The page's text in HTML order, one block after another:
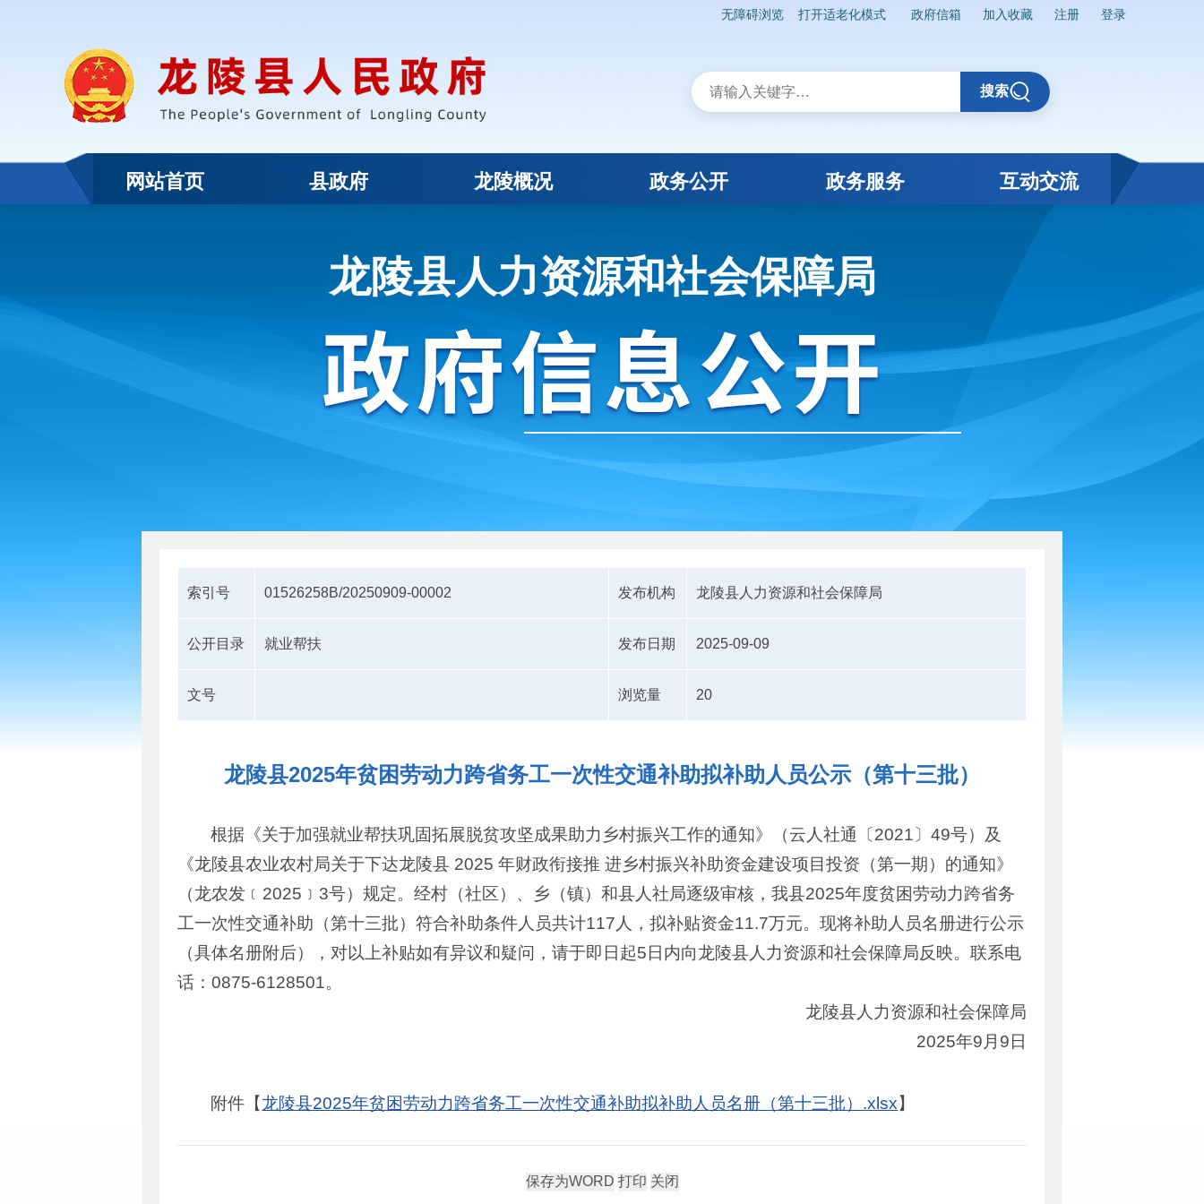
无障碍浏览 打开适老化模式 政府信箱 加入收藏 注册 登录
搜索
网站首页 县政府 龙陵概况 政务公开 政务服务 互动交流
龙陵县人力资源和社会保障局
索引号 01526258B/20250909-00002 发布机构 龙陵县人力资源和社会保障局
公开目录 就业帮扶 发布日期 2025-09-09
文号 浏览量 20
龙陵县2025年贫困劳动力跨省务工一次性交通补助拟补助人员公示（第十三批）
根据《关于加强就业帮扶巩固拓展脱贫攻坚成果助力乡村振兴工作的通知》（云人社通〔2021〕49号）及
《龙陵县农业农村局关于下达龙陵县 2025 年财政衔接推 进乡村振兴补助资金建设项目投资（第一期）的通知》
（龙农发﹝2025﹞3号）规定。经村（社区）、乡（镇）和县人社局逐级审核，我县2025年度贫困劳动力跨省务
工一次性交通补助（第十三批）符合补助条件人员共计117人，拟补贴资金11.7万元。现将补助人员名册进行公示
（具体名册附后），对以上补贴如有异议和疑问，请于即日起5日内向龙陵县人力资源和社会保障局反映。联系电
话：0875-6128501。
龙陵县人力资源和社会保障局
2025年9月9日
附件【龙陵县2025年贫困劳动力跨省务工一次性交通补助拟补助人员名册（第十三批）.xlsx】